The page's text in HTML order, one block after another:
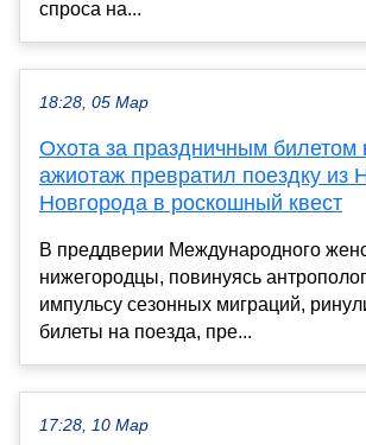
спроса на...
18:28, 05 Мар
Охота за праздничным билетом
ажиотаж превратил поездку из
Новгорода в роскошный квест
В преддверии Международного
нижегородцы, повинуясь
импульсу сезонных миграций,
билеты на поезда, пре...
17:28, 10 Мар